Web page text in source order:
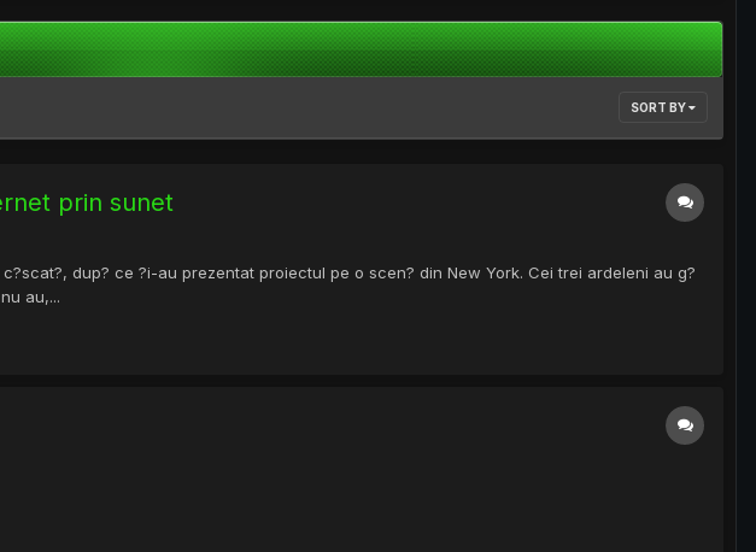
SORT BY
prin sunet
dup? ce ?i-au prezentat proiectul pe o scen? din New York. Cei trei ardeleni au g?
au,...